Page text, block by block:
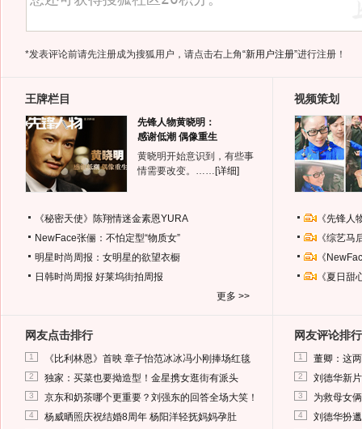
*发表评论前请先注册成为搜狐用户，请点击右上角“新用户注册”进行注册！
王牌栏目
先锋人物黄晓明：
感谢低潮 偶像重生
黄晓明开始意识到，有些事
情需要改变。…… [详细]
《秘密天使》陈翔情迷金素恩YURA
NewFace张俪：不怕定型“物质女”
明星时尚周报：女明星的欲望衣橱
日韩时尚周报 好莱坞街拍周报
更多 >>
视频策划
《先锋
《综艺
《
《夏日
网友点击排行
1 《比利林恩》首映 章子怡范冰冰冯小刚捧场红毯
2 独家：买菜也要拗造型！金星携女逛街有派头
3 京东和奶茶哪个更重要？刘强东的回答全场大笑！
4 杨威晒照庆祝结婚8周年 杨阳洋轻抚妈妈孕肚
网友评论排行
1 董卿：这
2 刘德华新
3 为救母女
4 刘德华扮